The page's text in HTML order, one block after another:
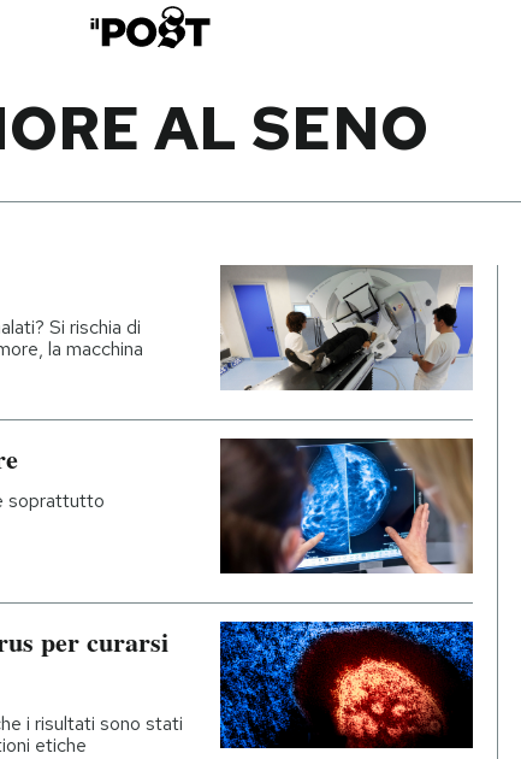
AL SENO
Si rischia di
la macchina
soprattutto
per curarsi
i risultati sono stati
etiche